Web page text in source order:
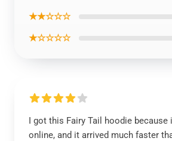
★★☆☆☆
★☆☆☆☆
I got this Fairy Tail hoodie
online, and it arrived much faster